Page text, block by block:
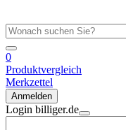
0
Produktvergleich
Merkzettel
Anmelden
Login billiger.de